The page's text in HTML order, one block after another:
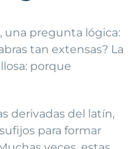
una pregunta lógica:
tan extensas? La
porque
derivadas del latín,
para formar